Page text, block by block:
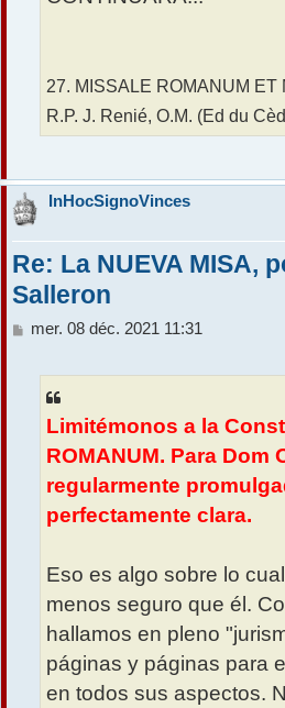
27. MISSALE ROMANUM ET
R.P. J. Renié, O.M. (Ed du
InHocSignoVinces
Re: La NUEVA MISA,
Salleron
M
mer. 08 déc. 2021 11:31
Limitémonos a la
ROMANUM. Para Dom
regularmente
perfectamente clara.
Eso es algo sobre lo
menos seguro que él.
hallamos en pleno
páginas y páginas para
en todos sus aspectos.